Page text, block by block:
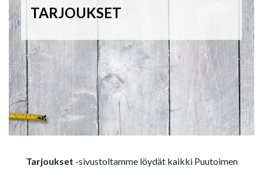
TARJOUKSET
Tarjoukset -sivustoltamme löydät kaikki Puutoimen